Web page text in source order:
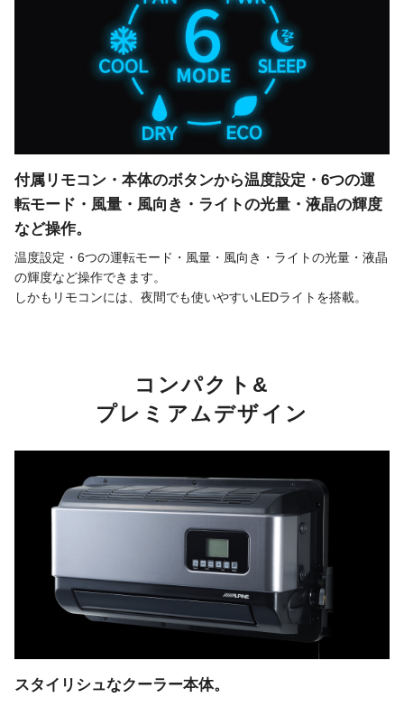
付属リモコン・本体のボタンから温度設定・6つの運
転モード・風量・風向き・ライトの光量・液晶の輝度
など操作。
温度設定・6つの運転モード・風量・風向き・ライトの光量・液晶
の輝度など操作できます。
しかもリモコンには、夜間でも使いやすいLEDライトを搭載。
コンパクト&
プレミアムデザイン
スタイリシュなクーラー本体。